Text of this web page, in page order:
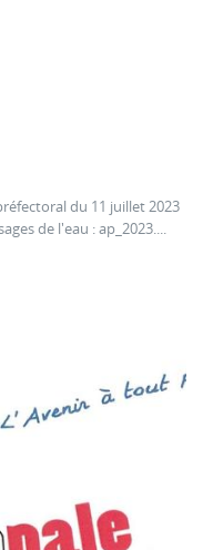
du 11 juillet 2023
de l'eau : ap_2023....